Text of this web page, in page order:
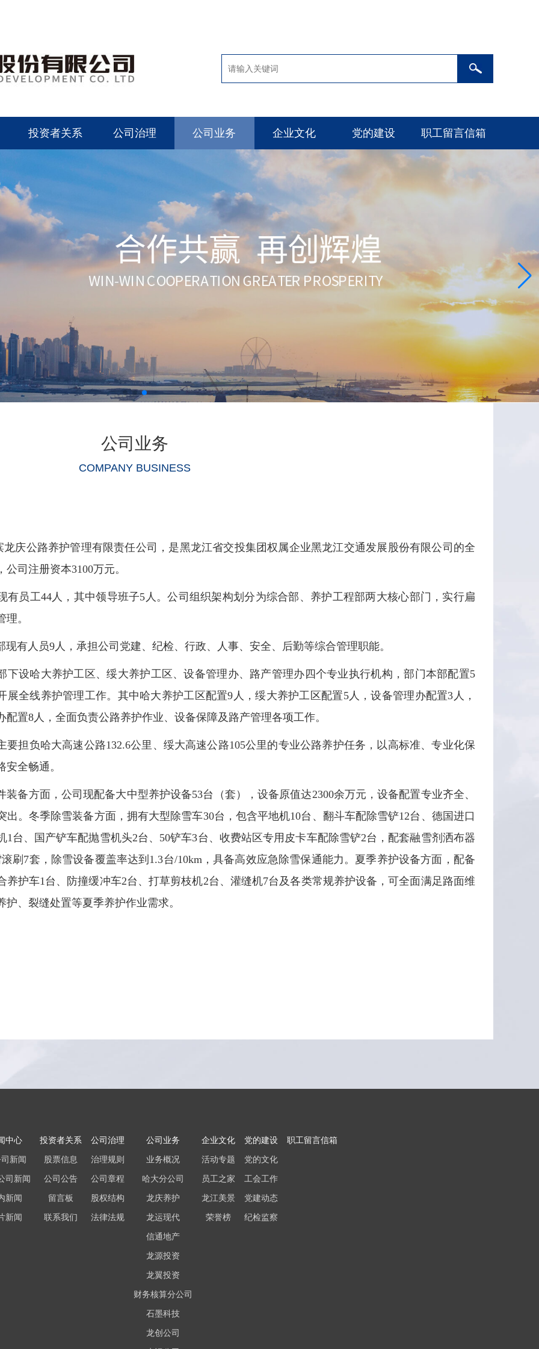
投资者关系 公司治理 公司业务 企业文化 党的建设 职工留言信箱
公司业务
COMPANY BUSINESS
公路养护管理有限责任公司，是黑龙江省交投集团权属企业黑龙江交通发展股份有限公司的全
公司注册资本3100万元。
工44人，其中领导班子5人。公司组织架构划分为综合部、养护工程部两大核心部门，实行扁
理。
人员9人，承担公司党建、纪检、行政、人事、安全、后勤等综合管理职能。
下设哈大养护工区、绥大养护工区、设备管理办、路产管理办四个专业执行机构，部门本部配置5
展全线养护管理工作。其中哈大养护工区配置9人，绥大养护工区配置5人，设备管理办配置3人，
配置8人，全面负责公路养护作业、设备保障及路产管理各项工作。
负哈大高速公路132.6公里、绥大高速公路105公里的专业公路养护任务，以高标准、专业化保
安全畅通。
方面，公司现配备大中型养护设备53台（套），设备原值达2300余万元，设备配置专业齐全、
出。冬季除雪装备方面，拥有大型除雪车30台，包含平地机10台、翻斗车配除雪铲12台、德国进口
1台、国产铲车配抛雪机头2台、50铲车3台、收费站区专用皮卡车配除雪铲2台，配套融雪剂洒布器
刷7套，除雪设备覆盖率达到1.3台/10km，具备高效应急除雪保通能力。夏季养护设备方面，配备
养护车1台、防撞缓冲车2台、打草剪枝机2台、灌缝机7台及各类常规养护设备，可全面满足路面维
护、裂缝处置等夏季养护作业需求。
中心
新闻
司新闻
新闻
新闻
投资者关系
股票信息
公司公告
留言板
联系我们
公司治理
治理规则
公司章程
股权结构
法律法规
公司业务
业务概况
哈大分公司
龙庆养护
龙运现代
信通地产
龙源投资
龙翼投资
财务核算分公司
石墨科技
龙创公司
企业文化
活动专题
员工之家
龙江美景
荣誉榜
党的建设
党的文化
工会工作
党建动态
纪检监察
职工留言信箱